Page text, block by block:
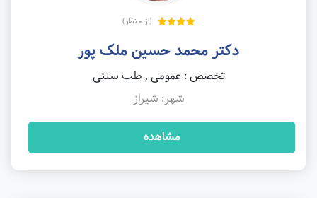
(از 0 نظر)
دکتر محمد حسین ملک پور
تخصص : عمومی , طب سنتی
شهر: شیراز
مشاهده